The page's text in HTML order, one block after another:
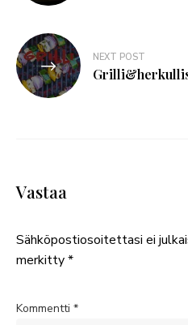
NEXT POST
Vastaa
Sähköpostiosoitettasi ei
merkitty*
Kommentti *